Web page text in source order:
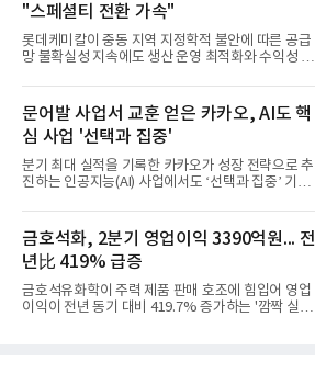
"스페셜티 전환 가속"
롯데케미칼이 중동 지역 지정학적 불안에 따른 공급
망 불확실성 지속에도 생산 운영 최적화와 수익성 중
어갔다.롯데케미칼이 2026년 2분기 연결 기준 매출
액 5조6864억원, 영업이익 1101억원을 기록했다고 7
일 밝혔다. 사업별로는 기초화학 부문(롯데케미칼 기
초소재사업·LC타이탄·LC USA·롯데대산석화)이 매
출 3조9403억원, 영업이익 23억원을 기록했다. 정기
보수 영향과 원료 가격 변동에 따른 래깅 효과로 전분
기 대비 수익성은 둔화됐지만 흑자 전환 흐름을 유지
우호적인 환율 효과
문어발 사업서 교훈 얻은 카카오, AI도 핵
심 사업 '선택과 집중'
분기 최대 실적을 기록한 카카오가 성장 전략으로 추
진하는 인공지능(AI) 사업에서도 ‘선택과 집중’ 기조
라 투자에 나서는 것과 달리, 카카오는 ‘카카오톡’이
라는 플랫폼 경쟁력을 활용한 AI 에이전트 서비스에
집중하는 전략이다. 과거 무리한 사업 확장 과정에서
겪었던 시행착오를 되풀이하지 않고 핵심 역량에 집
중하겠다는 취지로 풀이된다.7일 업계에 따르면 카카
오는 올해 2분기 연결 기준 매출 2조985억원, 영업이
익 2770억원을 기록했다. 전년 동기 대비 매출과 영업
금호석화, 2분기 영업이익 3390억원... 전
년比 419% 급증
금호석유화학이 주력 제품 판매 호조에 힘입어 영업
이익이 전년 동기 대비 419.7% 증가하는 '깜짝 실